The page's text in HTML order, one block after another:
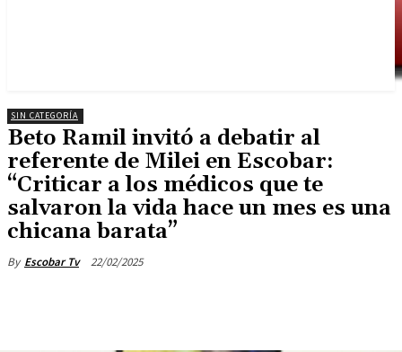
SIN CATEGORÍA
Beto Ramil invitó a debatir al
referente de Milei en Escobar:
“Criticar a los médicos que te
salvaron la vida hace un mes es una
chicana barata”
By Escobar Tv 22/02/2025